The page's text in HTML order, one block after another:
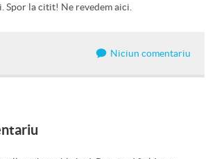
Spor la citit! Ne revedem aici.
Niciun comentariu